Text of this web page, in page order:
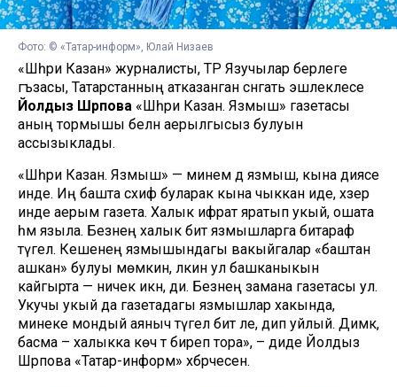
Фото: © «Татар-информ», Юлай Низаев
«Шәһри Казан» журналисты, ТР Язучылар берлеге
әгъзасы, Татарстанның атказанган сәнгать эшлеклесе
Йолдыз Шәрәпова «Шәһри Казан. Язмыш» газетасы
аның тормышы белән аерылгысыз булуын
ассызыклады.
«Шәһри Казан. Язмыш» — минем дә язмыш, кына диясе
инде. Иң башта сәхифә буларак кына чыккан иде, хәзер
инде аерым газета. Халык ифрат яратып укый, ошата
һәм языла. Безнең халык бит язмышларга битараф
түгел. Кешенең язмышындагы вакыйгалар «баштан
ашкан» булуы мөмкин, ләкин ул башканыкын
кайгырта — ничек икән, ди. Безнең замана газетасы ул.
Укучы укый да газетадагы язмышлар хакында,
минеке мондый аяныч түгел бит әле, дип уйлый. Димәк,
басма – халыкка көч тә биреп тора», – диде Йолдыз
Шәрәпова «Татар-информ» хәбәрчесенә.